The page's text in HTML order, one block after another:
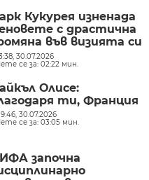
Кукурея изненада
с драстична
във визията си
30.07.2026
се за: 02:22 мин.
Олисе:
ти, Франция
30.07.2026
се за: 03:05 мин.
започна